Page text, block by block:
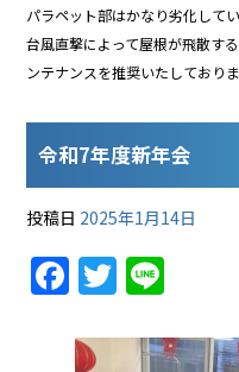
パラペット部はかなり劣化して
台風直撃によって屋根が飛散す
ンテナンスを推奨いたしておりま
令和7年度新年会
投稿日 2025年1月14日
F
c
T
itte